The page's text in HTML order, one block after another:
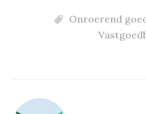
Onroerend